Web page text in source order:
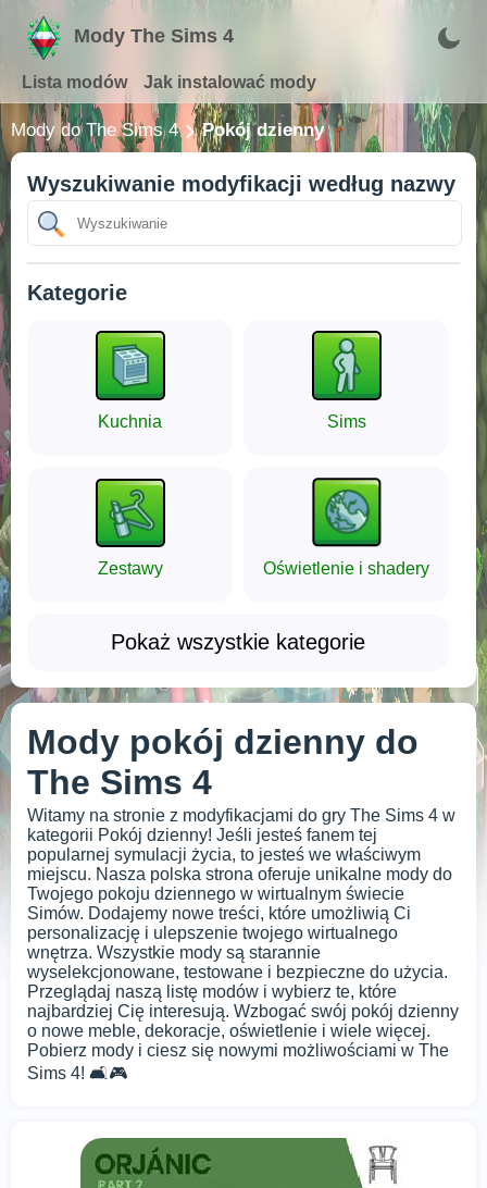
Mody The Sims 4
Lista modów Jak instalować mody
Mody do The Sims 4 Pokój dzienny
Wyszukiwanie modyfikacji według nazwy
Kategorie
Kuchnia Sims
Zestawy Oświetlenie i shadery
Pokaż wszystkie kategorie
Mody pokój dzienny do
The Sims 4
Witamy na stronie z modyfikacjami do gry The Sims 4 w
kategorii Pokój dzienny! Jeśli jesteś fanem tej
popularnej symulacji życia, to jesteś we właściwym
miejscu. Nasza polska strona oferuje unikalne mody do
Twojego pokoju dziennego w wirtualnym świecie
Simów. Dodajemy nowe treści, które umożliwią Ci
personalizację i ulepszenie twojego wirtualnego
wnętrza. Wszystkie mody są starannie
wyselekcjonowane, testowane i bezpieczne do użycia.
Przeglądaj naszą listę modów i wybierz te, które
najbardziej Cię interesują. Wzbogać swój pokój dzienny
o nowe meble, dekoracje, oświetlenie i wiele więcej.
Pobierz mody i ciesz się nowymi możliwościami w The
Sims 4! 🛋️🎮